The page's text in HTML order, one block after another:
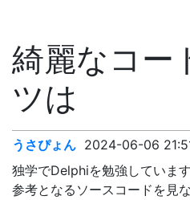
綺麗なコー
ツは
うさぴょん 2024-06-06
独学でDelphiを勉強しています
参考となるソースコードを見